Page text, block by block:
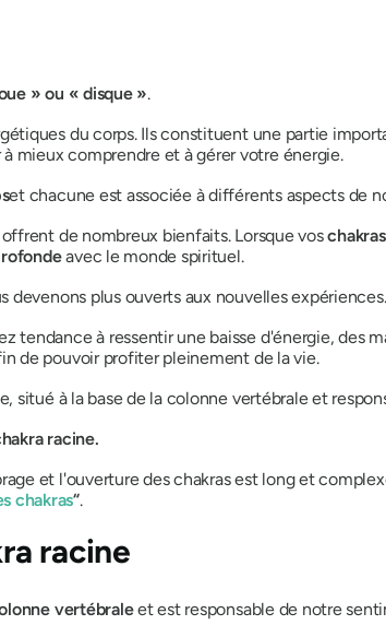
» ou « disque ».
du corps. Ils constituent une partie
mieux comprendre et à gérer votre énergie.
et chacune est associée à différents aspects de
de nombreux bienfaits. Lorsque vos
avec le monde spirituel.
plus ouverts aux nouvelles expériences.
tendance à ressentir une baisse d'énergie, des
de pouvoir profiter pleinement de la vie.
situé à la base de la colonne vertébrale et
racine.
et l'ouverture des chakras est long et
chakras“.
racine
vertébraleet est responsable de notre